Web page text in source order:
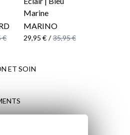
€
MARINO
29,95 € / 35,95 €
ET SOIN